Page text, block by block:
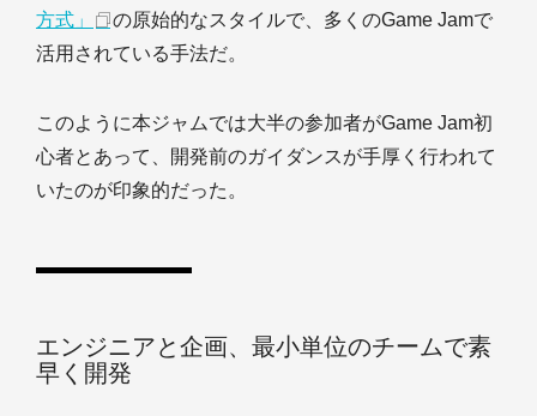
方式」
の原始的なスタイルで、多くのGame Jamで
活用されている手法だ。
このように本ジャムでは大半の参加者がGame Jam初
心者とあって、開発前のガイダンスが手厚く行われて
いたのが印象的だった。
エンジニアと企画、最小単位のチームで素
早く開発